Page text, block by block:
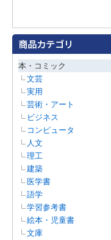
本・コミック
文芸
実用
芸術・アート
ビジネス
コンピュータ
人文
理工
建築
医学書
語学
学習参考書
絵本・児童書
文庫